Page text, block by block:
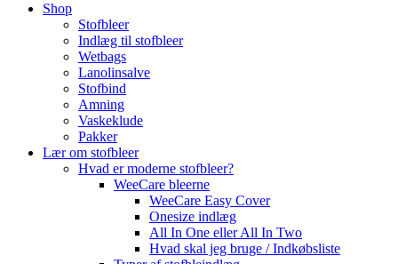
Shop
Stofbleer
Indlæg til stofbleer
Wetbags
Lanolinsalve
Stofbind
Amning
Vaskeklude
Pakker
Lær om stofbleer
Hvad er moderne stofbleer?
WeeCare bleerne
WeeCare Easy Cover
Onesize indlæg
All In One eller All In Two
Hvad skal jeg bruge / Indkøbsliste